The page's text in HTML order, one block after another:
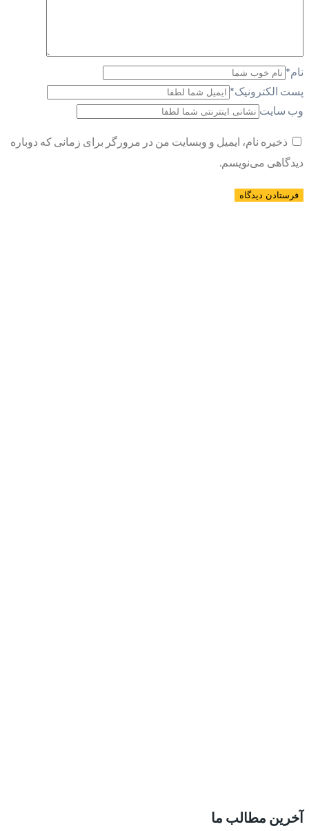
نام*
پست الکترونیک*
وب سایت
ذخیره نام، ایمیل و وبسایت من در مرورگر برای زمانی که دوباره
دیدگاهی می‌نویسم.
آخرین مطالب ما